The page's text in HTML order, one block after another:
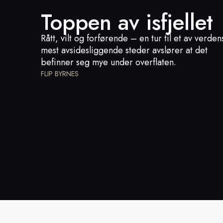
Toppen av isfjellet
Rått, vilt og forførende – en tur til et av
mest avsidesliggende steder avslører at det
befinner seg mye under overflaten.
FLIP BYRNES